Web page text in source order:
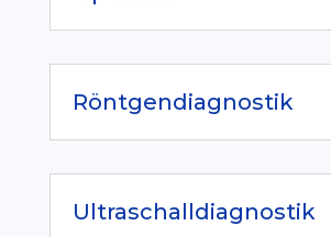
Röntgendiagnostik
Ultraschalldiagnostik